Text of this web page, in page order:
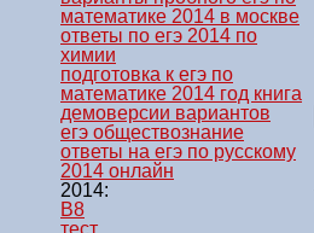
математике 2014 в москве
ответы по егэ 2014 по
химии
подготовка к егэ по
математике 2014 год книга
демоверсии вариантов
егэ обществознание
ответы на егэ по русскому
2014 онлайн
2014:
B8
тест